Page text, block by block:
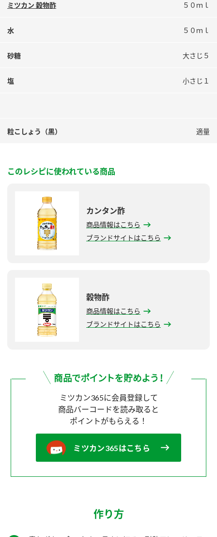
業務用サイト ミツカングループについて
ミツカン 穀物酢 ５０ｍｌ
水 ５０ｍｌ
砂糖 大さじ５
塩 小さじ１
粒こしょう（黒） 適量
このレシピに使われている商品
カンタン酢
商品情報はこちら
ブランドサイトはこちら
穀物酢
商品情報はこちら
ブランドサイトはこちら
ミツカン365に会員登録して
商品バーコードを読み取ると
ポイントがもらえる！
ミツカン365はこちら
作り方